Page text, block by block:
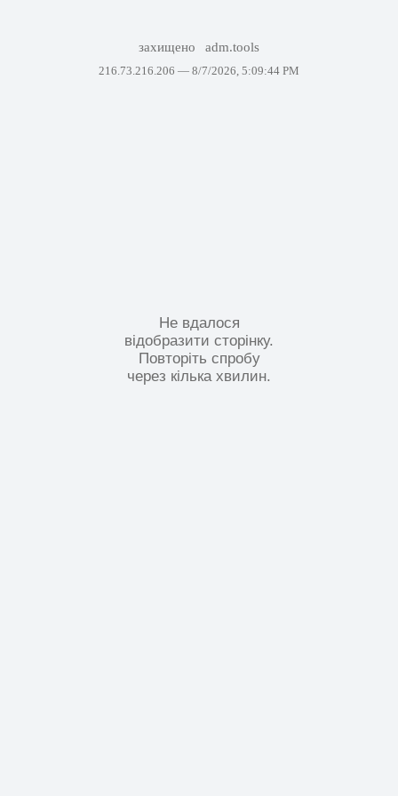
захищено adm.tools
216.73.216.206 — 8/7/2026, 5:09:44 PM
Не вдалося
відобразити сторінку.
Повторіть спробу
через кілька хвилин.